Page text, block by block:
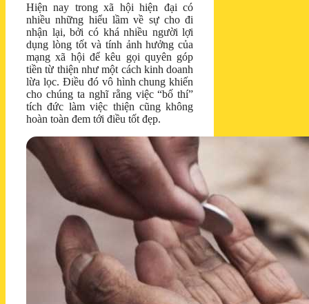
Hiện nay trong xã hội hiện đại có
nhiều những hiểu lầm về sự cho đi
nhận lại, bởi có khá nhiều người lợi
dụng lòng tốt và tính ảnh hưởng của
mạng xã hội để kêu gọi quyên góp
tiền từ thiện như một cách kinh doanh
lừa lọc. Điều đó vô hình chung khiến
cho chúng ta nghĩ rằng việc “bố thí”
tích đức làm việc thiện cũng không
hoàn toàn đem tới điều tốt đẹp.